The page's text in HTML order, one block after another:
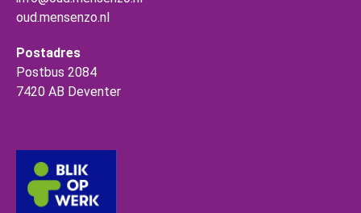
oud.mensenzo.nl
Postadres
Postbus 2084
7420 AB Deventer